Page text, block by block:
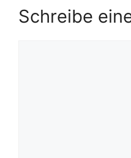
Schreibe